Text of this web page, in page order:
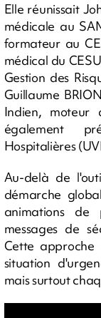
Elle réunissait
médicale au
formateur au
médical du
Gestion des
Guillaume
Indien, moteur
également
Hospitalières
Au-delà de
démarche
animations de
messages de
Cette approche
situation
mais surtout